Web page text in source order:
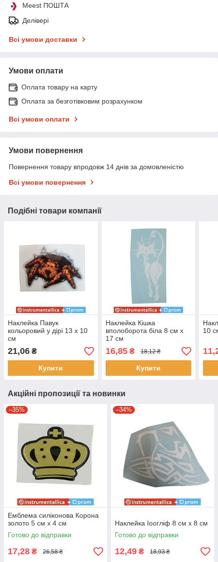
Meest ПОШТА
Делівері
Всі умови доставки
Умови оплати
Оплата товару на карту
Оплата за безготівковим розрахунком
Всі умови оплати
Умови повернення
Повернення товару впродовж 14 днів за домовленістю
Всі умови повернення
Подібні товари компанії
Наклейка Павук
кольоровий у дірі 13 х 10
см
21,06 ₴
Купити
Наклейка Кішка
вполоборота біла 8 см х
17 см
16,85₴ 18,12 ₴
Купити
10
Акційні пропозиції та новинки
–35%
Емблема силіконова Корона
золото 5 см х 4 см
Готово до відправки
17,28 ₴ 26,58 ₴
–34%
Наклейка Іоогліф 8 см x 8 см
Готово до відправки
12,49 ₴ 18,93 ₴